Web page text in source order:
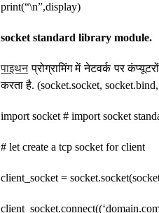
print(“\n”,display)
socket standard library module.
पाइथनप्रोग्रामिंग में नेटवर्क पर
करता है. (socket.socket,
import socket # import socket
# let create a tcp socket for client
client_socket =